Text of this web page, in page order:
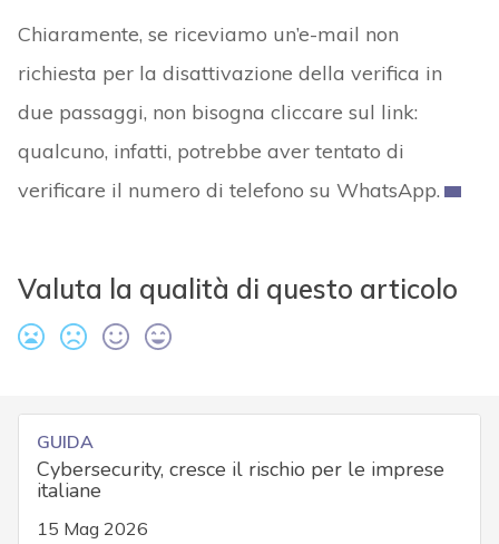
Chiaramente, se riceviamo un’e-mail non
richiesta per la disattivazione della verifica in
due passaggi, non bisogna cliccare sul link:
qualcuno, infatti, potrebbe aver tentato di
verificare il numero di telefono su WhatsApp.
Valuta la qualità di questo articolo
GUIDA
Cybersecurity, cresce il rischio per le imprese
italiane
15 Mag 2026